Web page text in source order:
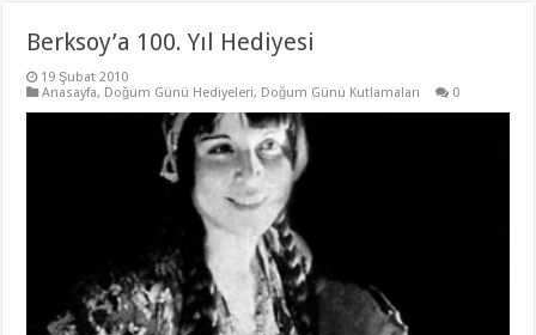
Berksoy’a 100. Yıl Hediyesi
19 Şubat 2010
Anasayfa, Doğum Günü Hediyeleri, Doğum Günü Kutlamaları 0